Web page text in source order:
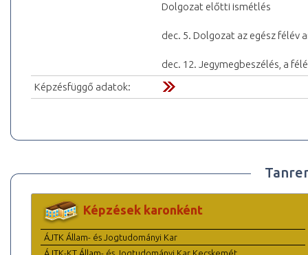
Dolgozat előtti ismétlés
dec. 5. Dolgozat az egész félév
dec. 12. Jegymegbeszélés, a
Képzésfüggő adatok:
Képzések karonként
ÁJTK Állam- és Jogtudományi Kar
ÁJTK-KT Állam- és Jogtudományi Kar Kecskemét